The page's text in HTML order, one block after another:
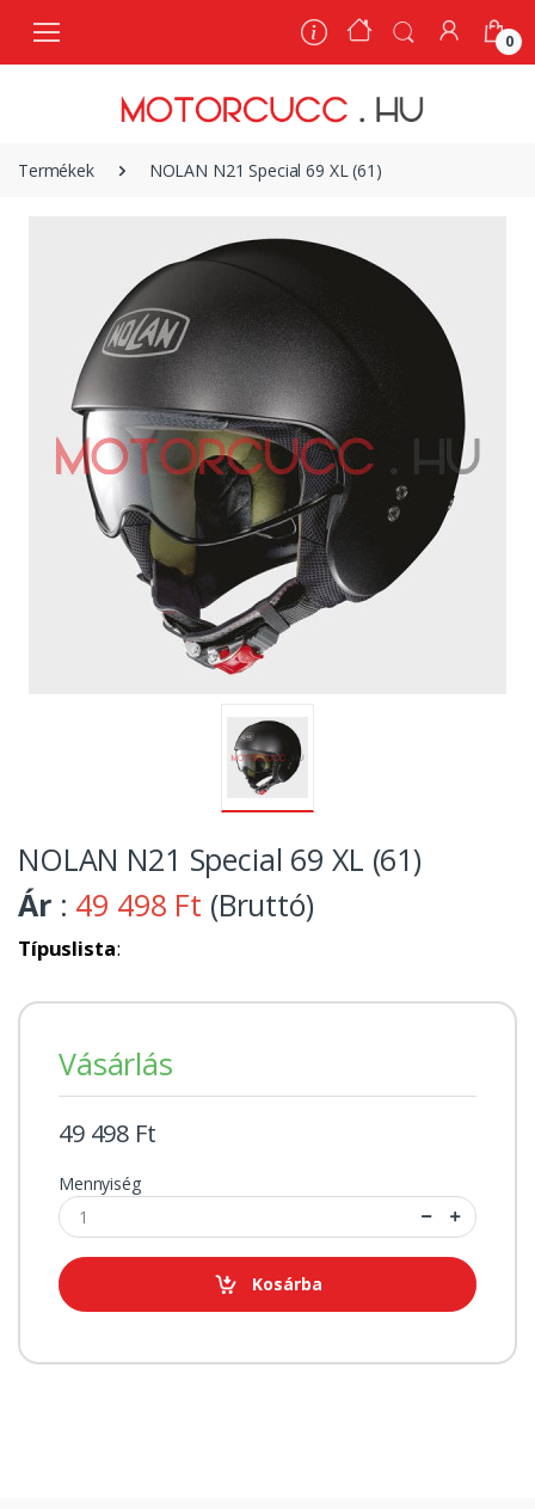
0
Termékek NOLAN N21 Special 69 XL (61)
NOLAN N21 Special 69 XL (61)
Ár : 49 498 Ft (Bruttó)
Típuslista:
Vásárlás
49 498 Ft
Mennyiség
Kosárba
0